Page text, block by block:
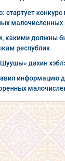
стартует конкурс
малочисленных
какими должны
республик
дахин
информацию